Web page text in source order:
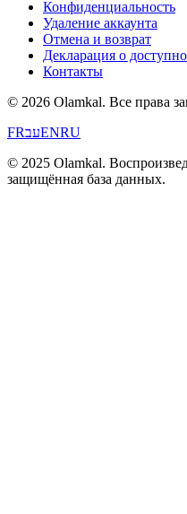
Конфиденциальность
Удаление аккаунта
Отмена и возврат
Декларация о
Контакты
© 2026 Olamkal. Все права
FRעבENRU
© 2025 Olamkal.
защищённая база данных.